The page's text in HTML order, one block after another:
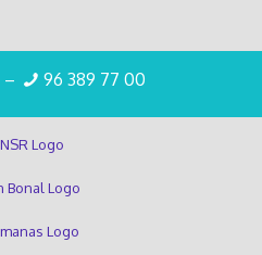
– 96 389 77 00